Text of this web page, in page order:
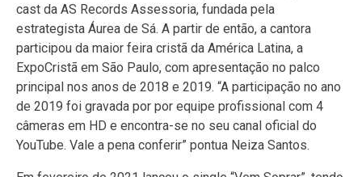
cast da AS Records Assessoria, fundada pela
estrategista Áurea de Sá. A partir de então, a cantora
participou da maior feira cristã da América Latina, a
ExpoCristã em São Paulo, com apresentação no palco
principal nos anos de 2018 e 2019. “A participação no ano
de 2019 foi gravada por por equipe profissional com 4
câmeras em HD e encontra-se no seu canal oficial do
YouTube. Vale a pena conferir” pontua Neiza Santos.